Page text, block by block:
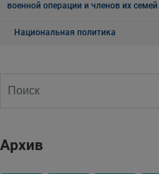
военной операции и членов их семей
Национальная политика
Архив